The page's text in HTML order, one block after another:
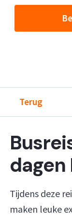
Terug
Tijdens deze
maken leuke